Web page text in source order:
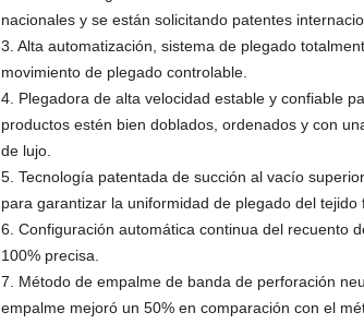
nacionales y se están solicitando patentes
3. Alta automatización, sistema de plegado
movimiento de plegado controlable.
4. Plegadora de alta velocidad estable y confiable
productos estén bien doblados, ordenados y con
de lujo.
5. Tecnología patentada de succión al vacío
para garantizar la uniformidad de plegado del tejido
6. Configuración automática continua del recuento
100% precisa.
7. Método de empalme de banda de perforación
empalme mejoró un 50% en comparación con el